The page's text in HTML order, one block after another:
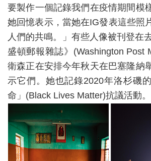
要製作一個記錄我們在疫情期間模
她回憶表示，當她在IG發表這些照
人們的共鳴。」有些人像被刊登在
盛頓郵報雜誌》(Washington Post
衛森正在安排今年秋天在巴塞隆納
示它們。她也記錄2020年洛杉磯
命」(Black Lives Matter)抗議活動。